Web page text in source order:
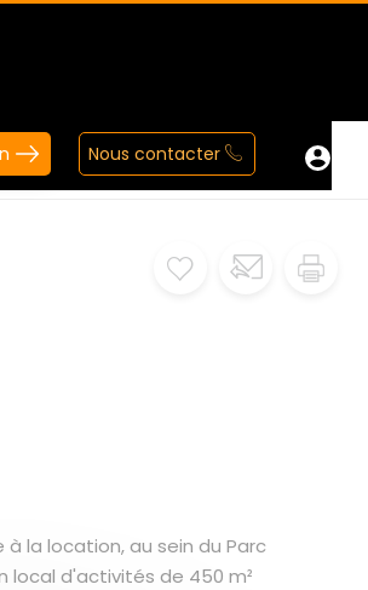
Nous contacter
à la location, au sein du Parc
local d'activités de 450 m²